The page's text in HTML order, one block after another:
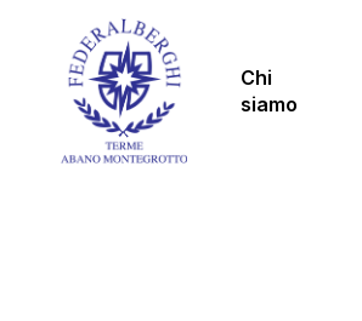
Chi
siamo